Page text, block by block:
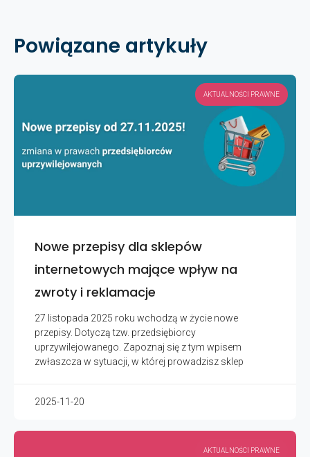
Powiązane artykuły
AKTUALNOŚCI PRAWNE
Nowe przepisy dla sklepów
internetowych mające wpływ na
zwroty i reklamacje
27 listopada 2025 roku wchodzą w życie nowe
przepisy. Dotyczą tzw. przedsiębiorcy
uprzywilejowanego. Zapoznaj się z tym wpisem
zwłaszcza w sytuacji, w której prowadzisz sklep
2025-11-20
AKTUALNOŚCI PRAWNE